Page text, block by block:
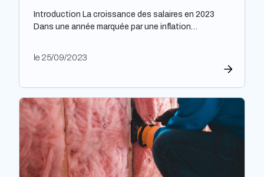
Introduction La croissance des salaires en 2023
Dans une année marquée par une inflation
une inflation hors-norme, les entreprises ont mis la
Expectra dans son 21ème baromètre, évoquant une
progression […]
le 25/09/2023